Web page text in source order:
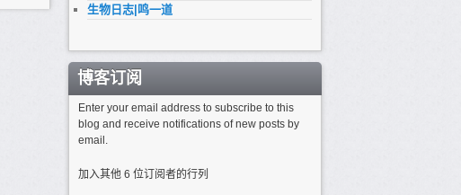
生物日志|鸣一道
博客订阅
Enter your email address to subscribe to this
blog and receive notifications of new posts by
email.
加入其他 6 位订阅者的行列